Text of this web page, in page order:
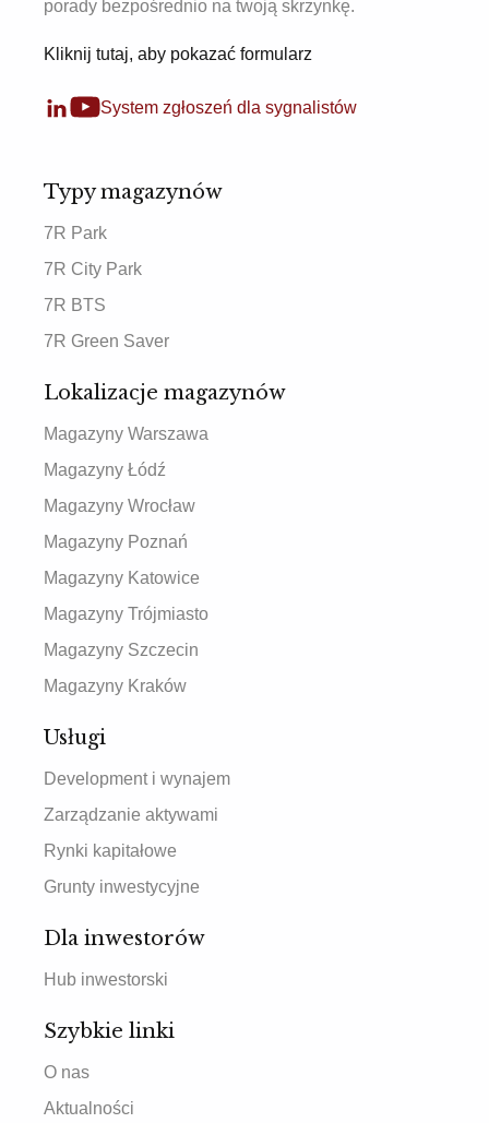
porady bezpośrednio na twoją skrzynkę.
Kliknij tutaj, aby pokazać formularz
System zgłoszeń dla sygnalistów
Typy magazynów
7R Park
7R City Park
7R BTS
7R Green Saver
Lokalizacje magazynów
Magazyny Warszawa
Magazyny Łódź
Magazyny Wrocław
Magazyny Poznań
Magazyny Katowice
Magazyny Trójmiasto
Magazyny Szczecin
Magazyny Kraków
Usługi
Development i wynajem
Zarządzanie aktywami
Rynki kapitałowe
Grunty inwestycyjne
Dla inwestorów
Hub inwestorski
Szybkie linki
O nas
Aktualności